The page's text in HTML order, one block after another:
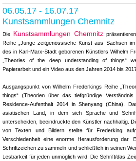
06.05.17 - 16.07.17
Kunstsammlungen Chemnitz
Die Kunstsammlungen Chemnitz
Reihe „Junge zeitgenössische Kunst aus Sachsen
des in Karl-Marx-Stadt geborenen Künstlers Wilhelm
„Theories of the deep understanding of things“
Papierarbeit und ein Video aus den Jahren 2014 bis
Ausgangspunkt von Wilhelm Frederkings Reihe
things“ (Theorien über das tiefgründige
Residence-Aufenthalt 2014 in Shenyang (China).
asiatischen Land, in dem sich Sprache und
unterscheiden, beeindruckte den Künstler nachhaltig.
von Texten und Bildern stellte für Frederking
Verschiedenheit eine enorme Herausforderung dar.
Schriftzeichen zu sammeln und schließlich in seinen
Lesbarkeit für jeden unmöglich wird. Die Schrift/das